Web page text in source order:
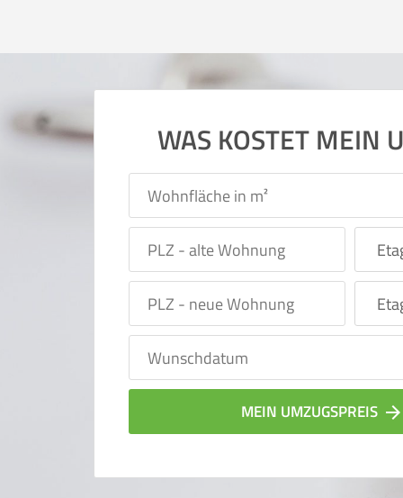
WAS KOSTET MEIN
MEIN UMZUGSPREIS arrow_forward